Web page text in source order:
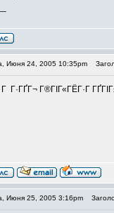
Июня 24, 2005 10:35pm
Г·ГҐГ¬ Г®ГІГ«ГЁГ·Г
Июня 25, 2005 3:16pm